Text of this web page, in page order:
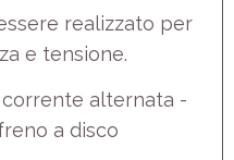
realizzato per
e tensione.
corrente alternata -
a disco